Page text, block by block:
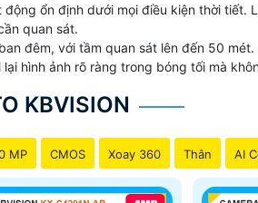
ổn định dưới mọi điều kiện thời tiết.
quan sát.
đêm, với tầm quan sát lên đến 50
hình ảnh rõ ràng trong bóng tối mà
KBVISION
MP CMOS Xoay 360 Thân AI